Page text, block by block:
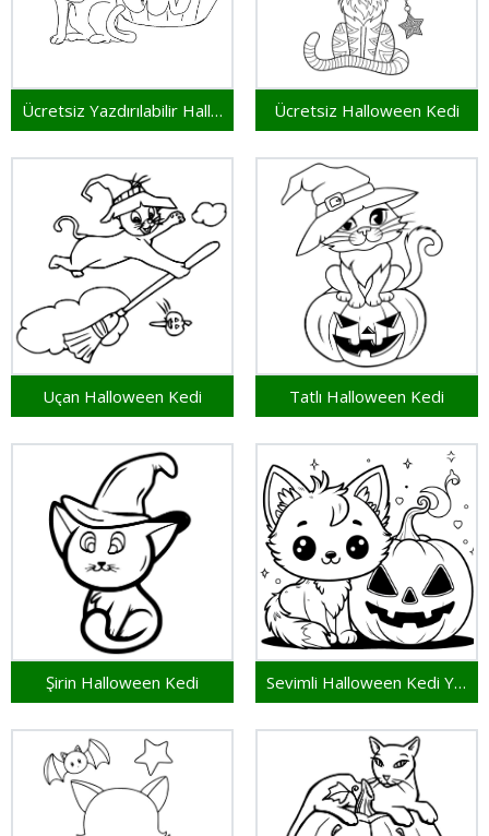
Ücretsiz Yazdırılabilir Halloween Kedi Ücretsiz Halloween Kedi
Uçan Halloween Kedi Tatlı Halloween Kedi
Şirin Halloween Kedi Sevimli Halloween Kedi Yazdırılabilir